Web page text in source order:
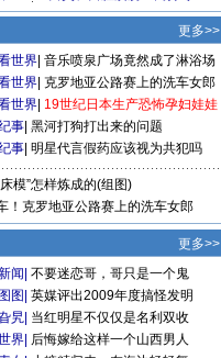
更多>>
世界 音乐喷泉广场竟然成了淋浴场
世界 克罗地亚公路赛上的洗车女郎
世界 19世纪日本生产恐怖孕妇娃娃
事 黑河打狗打出来的问题
事 明星代言假药应该视为共犯吗
模”怎样炼成的(组图)
！克罗地亚公路赛上的洗车女郎
更多>>
闻 不要迷恋哥，哥只是一个鬼
图 英媒评出2009年度搞怪发明
旯 当红明星不仅仅是名利双收
界 后悔嫁给这样一个山西男人